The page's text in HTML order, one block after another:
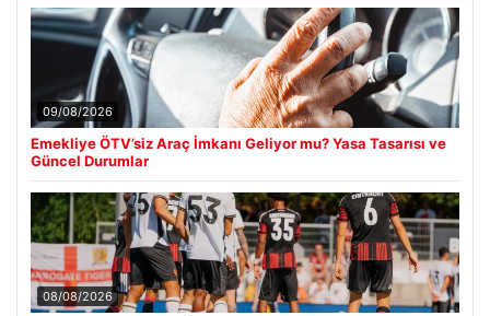
09/08/2026
Emekliye ÖTV’siz Araç İmkanı Geliyor mu? Yasa Tasarısı ve
Güncel Durumlar
08/08/2026